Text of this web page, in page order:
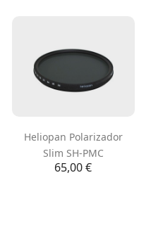
Heliopan Polarizador
Slim SH-PMC
Precio
65,00 €